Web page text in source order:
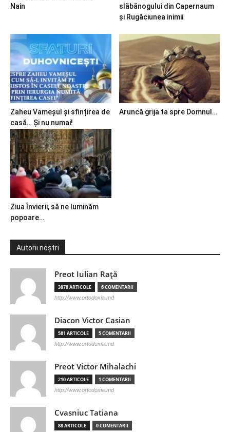
Nain
slăbănogului din Capernaum
și Rugăciunea inimii
Zaheu Vameșul și sfințirea de
casă… Și nu numai!
Aruncă grija ta spre Domnul…
Ziua Învierii, să ne luminăm
popoare…
Autorii noștri
Preot Iulian Raţă
3878 ARTICOLE 6 COMENTARII
http://www.ortodoxia.md
Diacon Victor Casian
581 ARTICOLE 5 COMENTARII
http://www.ortodoxia.md
Preot Victor Mihalachi
210 ARTICOLE 1 COMENTARII
http://www.ortodoxia.md
Cvasniuc Tatiana
88 ARTICOLE 0 COMENTARII